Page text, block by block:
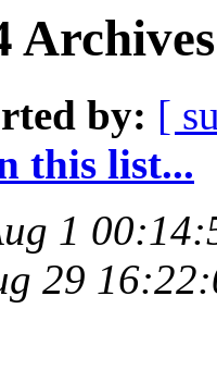
by: [
this list...
1
29